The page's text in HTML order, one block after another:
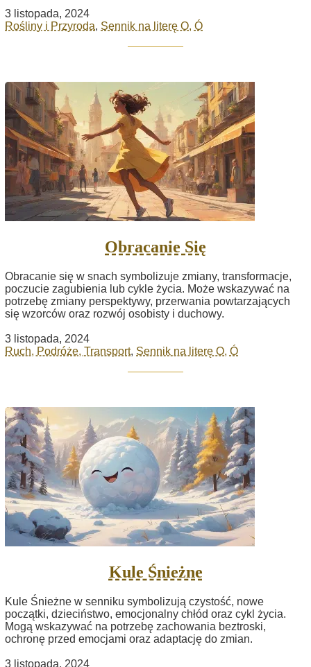
3 listopada, 2024
Rośliny i Przyroda, Sennik na literę O, Ó
Obracanie Się
Obracanie się w snach symbolizuje zmiany, transformacje,
poczucie zagubienia lub cykle życia. Może wskazywać na
potrzebę zmiany perspektywy, przerwania powtarzających
się wzorców oraz rozwój osobisty i duchowy.
3 listopada, 2024
Ruch, Podróże, Transport, Sennik na literę O, Ó
Kule Śnieżne
Kule Śnieżne w senniku symbolizują czystość, nowe
początki, dzieciństwo, emocjonalny chłód oraz cykl życia.
Mogą wskazywać na potrzebę zachowania beztroski,
ochronę przed emocjami oraz adaptację do zmian.
3 listopada, 2024